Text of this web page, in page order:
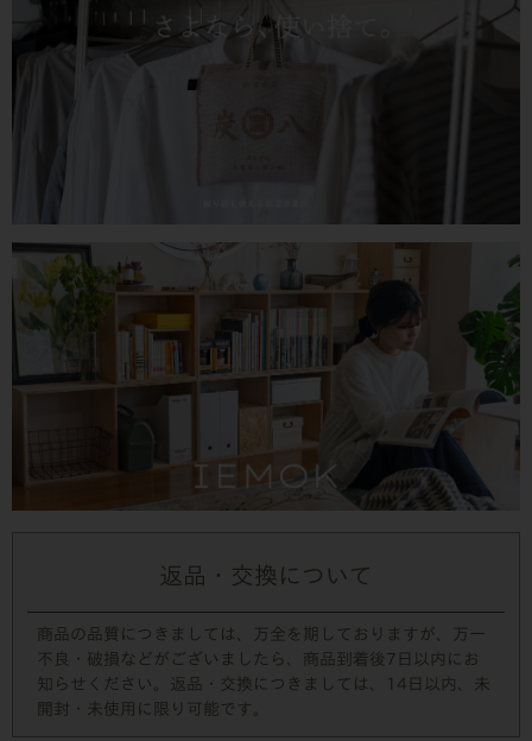
返品・交換について
商品の品質につきましては、万全を期しておりますが、万一
不良・破損などがございましたら、商品到着後7日以内にお
知らせください。返品・交換につきましては、14日以内、未
開封・未使用に限り可能です。